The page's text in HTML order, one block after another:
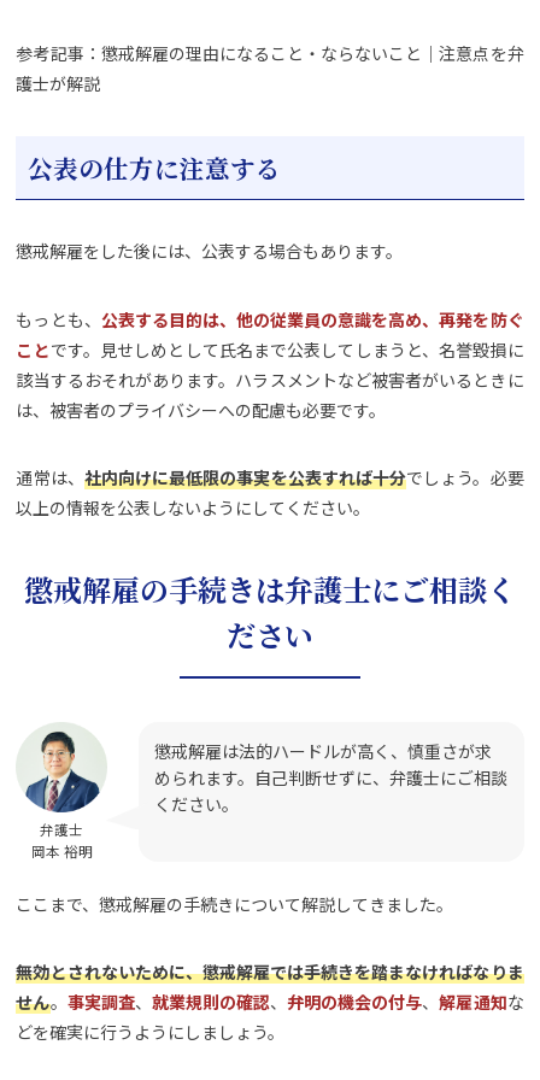
参考記事：懲戒解雇の理由になること・ならないこと｜注意点を弁
護士が解説
公表の仕方に注意する
懲戒解雇をした後には、公表する場合もあります。
もっとも、 公表する目的は、他の従業員の意識を高め、再発を防ぐ
ことです。見せしめとして氏名まで公表してしまうと、名誉毀損に
該当するおそれがあります。ハラスメントなど被害者がいるときに
は、被害者のプライバシーへの配慮も必要です。
通常は、 社内向けに最低限の事実を公表すれば十分でしょう。必要
以上の情報を公表しないようにしてください。
懲戒解雇の手続きは弁護士にご相談く
ださい
弁護士
岡本 裕明
懲戒解雇は法的ハードルが高く、慎重さが求
められます。自己判断せずに、弁護士にご相談
ください。
ここまで、懲戒解雇の手続きについて解説してきました。
無効とされないために、懲戒解雇では手続きを踏まなければなりま
せん。 事実調査、 就業規則の確認、弁明の機会の付与、解雇通知な
どを確実に行うようにしましょう。